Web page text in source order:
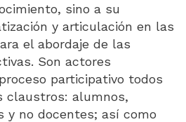
sino a su
y articulación en las
el abordaje de las
Son actores
participativo todos
claustros: alumnos,
y no docentes; así como